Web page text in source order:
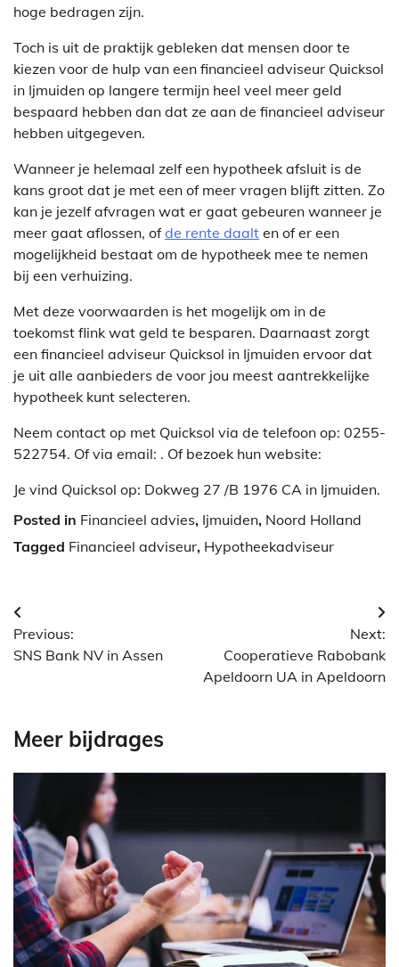
hoge bedragen zijn.
Toch is uit de praktijk gebleken dat mensen door te
kiezen voor de hulp van een financieel adviseur Quicksol
in Ijmuiden op langere termijn heel veel meer geld
bespaard hebben dan dat ze aan de financieel adviseur
hebben uitgegeven.
Wanneer je helemaal zelf een hypotheek afsluit is de
kans groot dat je met een of meer vragen blijft zitten. Zo
kan je jezelf afvragen wat er gaat gebeuren wanneer je
meer gaat aflossen, ofde rente daalt en of er een
mogelijkheid bestaat om de hypotheek mee te nemen
bij een verhuizing.
Met deze voorwaarden is het mogelijk om in de
toekomst flink wat geld te besparen. Daarnaast zorgt
een financieel adviseur Quicksol in Ijmuiden ervoor dat
je uit alle aanbieders de voor jou meest aantrekkelijke
hypotheek kunt selecteren.
Neem contact op met Quicksol via de telefoon op: 0255-
522754. Of via email: . Of bezoek hun website:
Je vind Quicksol op: Dokweg 27 /B 1976 CA in Ijmuiden.
Posted in Financieel advies, Ijmuiden, Noord Holland
Tagged Financieel adviseur, Hypotheekadviseur
Berichtnavigatie
Previous:
SNS Bank NV in Assen
Next:
Cooperatieve Rabobank
Apeldoorn UA in Apeldoorn
Meer bijdrages